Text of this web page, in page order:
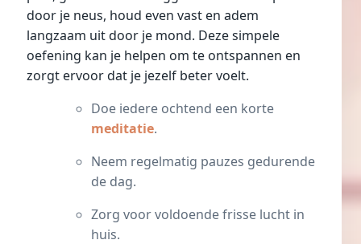
door je neus, houd even vast en adem
langzaam uit door je mond. Deze simpele
oefening kan je helpen om te ontspannen en
zorgt ervoor dat je jezelf beter voelt.
Doe iedere ochtend een korte
meditatie.
Neem regelmatig pauzes gedurende
de dag.
Zorg voor voldoende frisse lucht in
huis.